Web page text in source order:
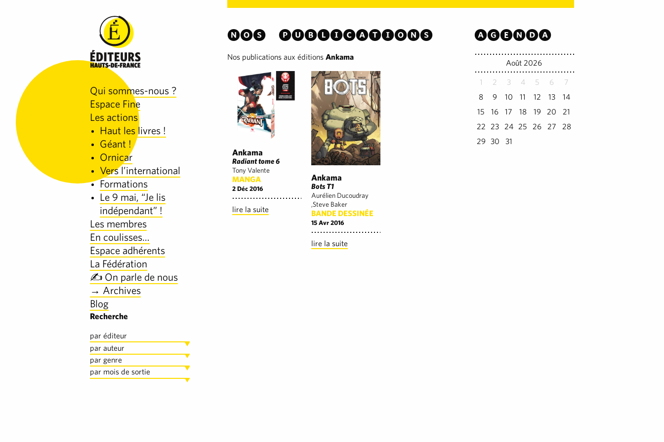
Qui sommes-nous ?
Espace Fine
Les actions
Haut les livres !
Géant !
Ornicar
Vers l’international
Formations
Le 9 mai, “Je lis
indépendant” !
Les membres
En coulisses…
Espace adhérents
La Fédération
✍️ On parle de nous
→ Archives
Blog
Recherche
par éditeur
par auteur
par genre
par mois de sortie
Nos publications
Nos publications aux éditions Ankama
Ankama
Radiant tome 6
Tony Valente
MANGA
2 Déc 2016
lire la suite
Ankama
Bots T1
Aurélien Ducoudray
,Steve Baker
BANDE DESSINÉE
15 Avr 2016
lire la suite
Agenda
Août 2026
1 2 3 4 5 6
7
8
9 10 11 12 13
14
15
16 17 18 19 20
21
22 23 24 25 26 27
28
29 30 31